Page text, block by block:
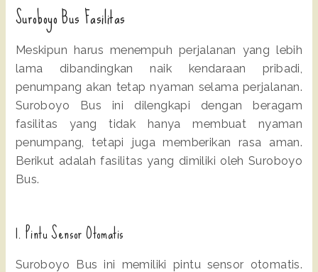
Suroboyo Bus Fasilitas
Meskipun harus menempuh perjalanan yang lebih
lama dibandingkan naik kendaraan pribadi,
penumpang akan tetap nyaman selama perjalanan.
Suroboyo Bus ini dilengkapi dengan beragam
fasilitas yang tidak hanya membuat nyaman
penumpang, tetapi juga memberikan rasa aman.
Berikut adalah fasilitas yang dimiliki oleh Suroboyo
Bus.
1. Pintu Sensor Otomatis
Suroboyo Bus ini memiliki pintu sensor otomatis.